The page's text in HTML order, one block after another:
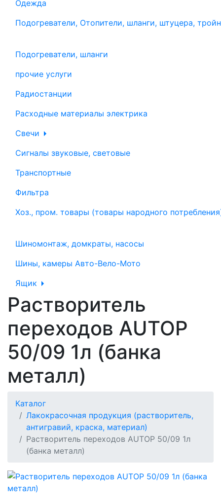
Одежда
Подогреватели, Отопители, шланги, штуцера,
Подогреватели, шланги
прочие услуги
Радиостанции
Расходные материалы электрика
Свечи
Сигналы звуковые, световые
Транспортные
Фильтра
Хоз., пром. товары (товары народного
Шиномонтаж, домкраты, насосы
Шины, камеры Авто-Вело-Мото
Ящик
Растворитель
переходов AUTOP
50/09 1л (банка
металл)
Каталог
Лакокрасочная продукция (растворитель,
антигравий, краска, материал)
Растворитель переходов AUTOP 50/09 1л
(банка металл)